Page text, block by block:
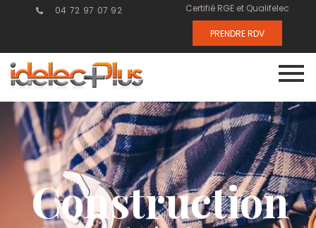
04 72 97 07 92 Certifié RGE et Qualifelec
PRENDRE RDV
Construction